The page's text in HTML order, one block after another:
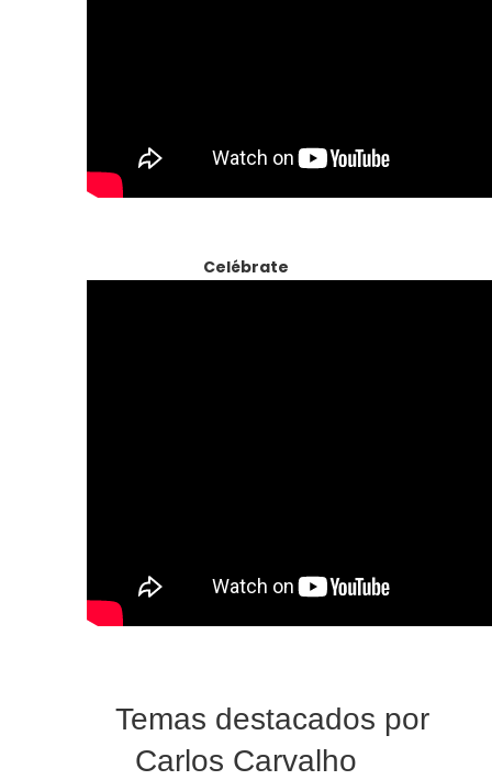
Celébrate
Temas destacados por
Carlos Carvalho